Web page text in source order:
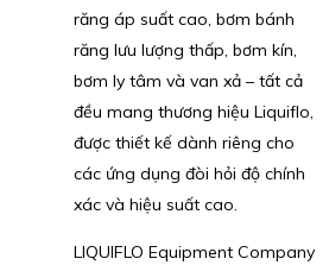
răng áp suất cao, bơm bánh
răng lưu lượng thấp, bơm kín,
bơm ly tâm và van xả – tất cả
đều mang thương hiệu Liquiflo,
được thiết kế dành riêng cho
các ứng dụng đòi hỏi độ chính
xác và hiệu suất cao.
LIQUIFLO Equipment Company